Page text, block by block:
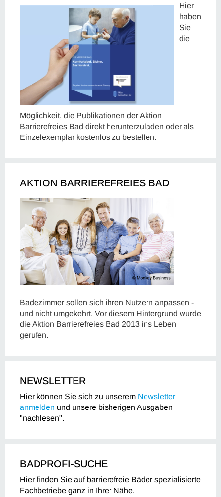
Hier
haben
Sie
die
Möglichkeit, die Publikationen der Aktion
Barrierefreies Bad direkt herunterzuladen oder als
Einzelexemplar kostenlos zu bestellen.
AKTION BARRIEREFREIES BAD
Badezimmer sollen sich ihren Nutzern anpassen -
und nicht umgekehrt. Vor diesem Hintergrund wurde
die Aktion Barrierefreies Bad 2013 ins Leben
gerufen.
NEWSLETTER
Hier können Sie sich zu unserem Newsletter
anmelden und unsere bisherigen Ausgaben
"nachlesen".
BADPROFI-SUCHE
Hier finden Sie auf barrierefreie Bäder spezialisierte
Fachbetriebe ganz in Ihrer Nähe.